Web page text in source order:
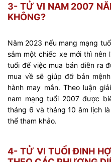
3- TỬ VI NAM 2007
KHÔNG?
Năm 2023 nếu mang mạng
sắm một chiếc xe mới thì nên
tuổi để việc mua bán diễn ra
mua về sẽ giúp đỡ bản
hành may mắn. Theo luận
nam mạng tuổi 2007 được
tháng 6 và tháng 10 âm lịch
thể tham khảo.
4- TỬ VI TUỔI ĐINH